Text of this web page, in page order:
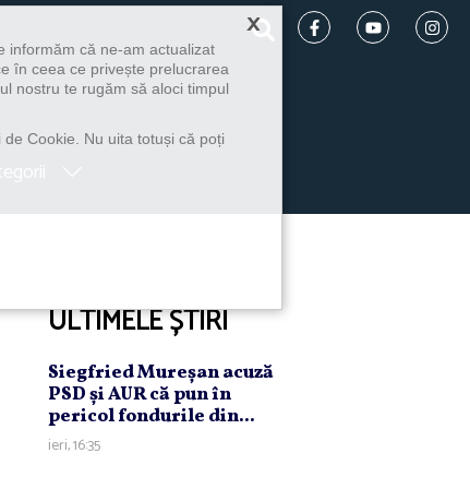
ULTIMELE ȘTIRI
Siegfried Mureşan acuză
PSD şi AUR că pun în
pericol fondurile din...
ieri, 16:35
×
informăm că ne-am actualizat
în ceea ce privește prelucrarea
nostru te rugăm să aloci timpul
Cookie. Nu uita totuși că poți